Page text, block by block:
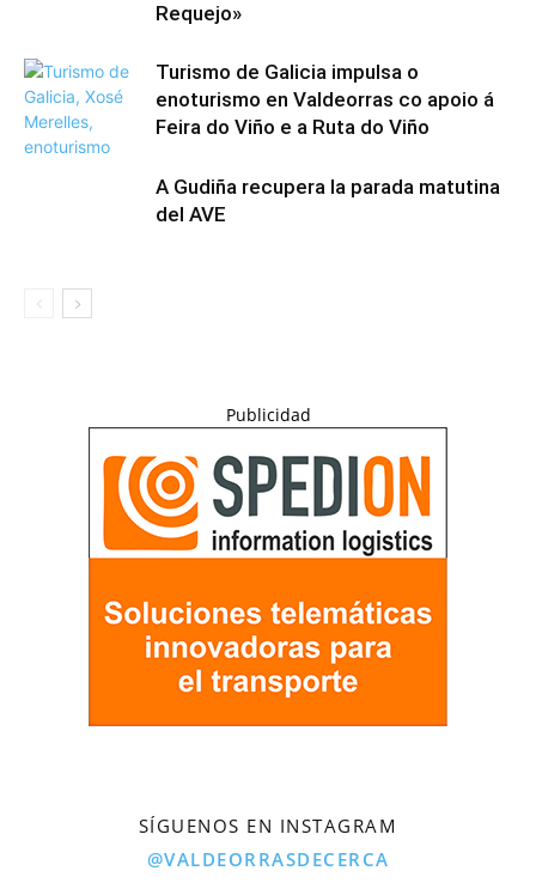
Requejo»
Turismo de Galicia impulsa o
enoturismo en Valdeorras co apoio á
Feira do Viño e a Ruta do Viño
A Gudiña recupera la parada matutina
del AVE
Publicidad
SÍGUENOS EN INSTAGRAM
@VALDEORRASDECERCA